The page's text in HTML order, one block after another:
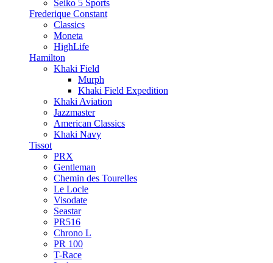
Seiko 5 Sports
Frederique Constant
Classics
Moneta
HighLife
Hamilton
Khaki Field
Murph
Khaki Field Expedition
Khaki Aviation
Jazzmaster
American Classics
Khaki Navy
Tissot
PRX
Gentleman
Chemin des Tourelles
Le Locle
Visodate
Seastar
PR516
Chrono L
PR 100
T-Race